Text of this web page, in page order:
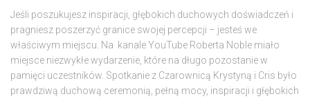
Jeśli poszukujesz inspiracji, głębokich duchowych doświadczeń i
pragniesz poszerzyć granice swojej percepcji – jesteś we
właściwym miejscu. Na kanale YouTube Roberta Noble miało
miejsce niezwykłe wydarzenie, które na długo pozostanie w
pamięci uczestników. Spotkanie z Czarownicą Krystyną i Cris było
prawdziwą duchową ceremonią, pełną mocy, inspiracji i głębokich